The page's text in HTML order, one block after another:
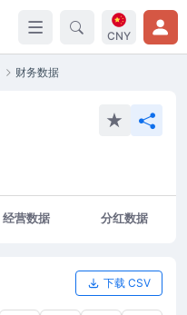
CNY
财务数据
经营数据 分红数据
下载 CSV